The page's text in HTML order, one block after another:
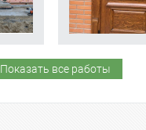
Показать все работы